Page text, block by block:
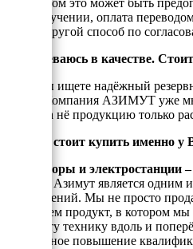
при получении, оплата
любой другой способ по
Я сомневаюсь в качестве.
Если Вы ищете надёжный
стоит! Компания АЗИМУТ уже
спрос на нё продукцию только
Почему стоит купить именно у
Генераторы и электростанции
техника Азимут является
направлений. Мы не просто
реализуем продукт, в котором
знают эту технику вдоль и
постоянное повышение